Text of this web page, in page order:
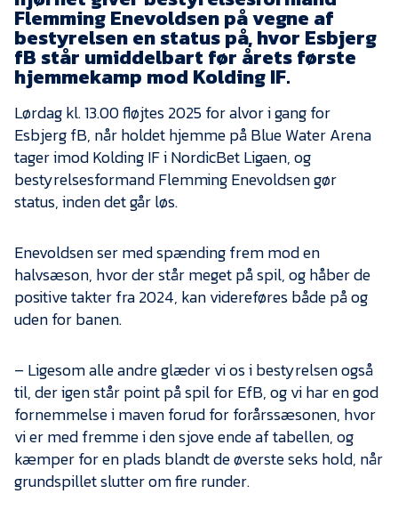
Partnere
Blue Water Arena
Kontakt
Job i EfB
Presse
Flemming Enevoldsen på vegne af
bestyrelsen en status på, hvor Esbjerg
fB står umiddelbart før årets første
hjemmekamp mod Kolding IF.
Lørdag kl. 13.00 fløjtes 2025 for alvor i gang for
Esbjerg fB, når holdet hjemme på Blue Water Arena
tager imod Kolding IF i NordicBet Ligaen, og
bestyrelsesformand Flemming Enevoldsen gør
status, inden det går løs.
Enevoldsen ser med spænding frem mod en
halvsæson, hvor der står meget på spil, og håber de
positive takter fra 2024, kan videreføres både på og
uden for banen.
– Ligesom alle andre glæder vi os i bestyrelsen også
til, der igen står point på spil for EfB, og vi har en god
fornemmelse i maven forud for forårssæsonen, hvor
vi er med fremme i den sjove ende af tabellen, og
kæmper for en plads blandt de øverste seks hold, når
grundspillet slutter om fire runder.